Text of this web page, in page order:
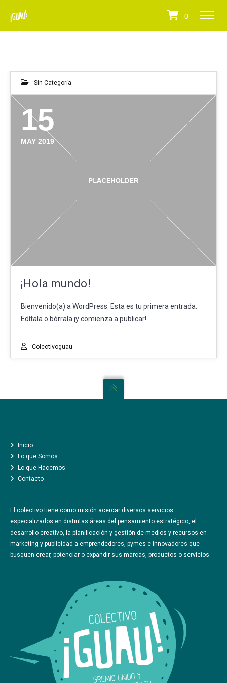
0
Sin Categoría
15
MAY 2019
¡Hola mundo!
Bienvenido(a) a WordPress. Esta es tu primera entrada.
Edítala o bórrala ¡y comienza a publicar!
Colectivoguau
Inicio
Lo que Somos
Lo que Hacemos
Contacto
El colectivo tiene como misión acercar diversos servicios
especializados en distintas áreas del pensamiento estratégico, el
desarrollo creativo, la planificación y gestión de medios y recursos en
marketing y publicidad a emprendedores, pymes e innovadores que
busquen crear, potenciar o expandir sus marcas, productos o servicios.
CÓMO TE AYUDAMOS
CREATIVIDAD AL ATAQUE
LO QUE HACEMOS